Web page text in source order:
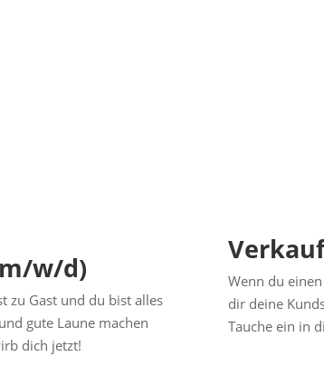
w/d)
zu Gast und du bist alles
gute Laune machen
dich jetzt!
Wenn du
dir deine
Tauche ein in